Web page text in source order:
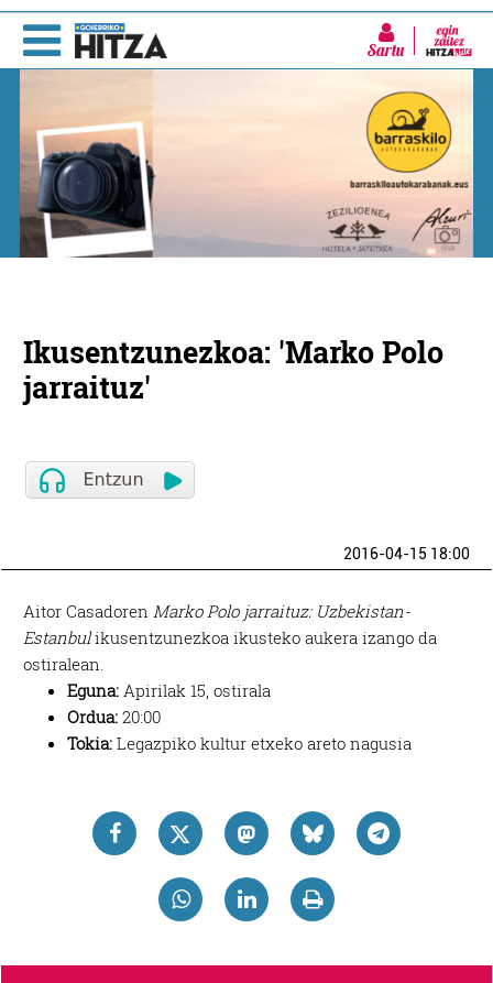
Sartu
Ikusentzunezkoa: 'Marko Polo
jarraituz'
2016-04-15 18:00
Aitor CasadorenMarko Polo jarraituz: Uzbekistan-
Estanbulikusentzunezkoa ikusteko aukera izango da
ostiralean.
Eguna: Apirilak 15, ostirala
Ordua: 20:00
Tokia: Legazpiko kultur etxeko areto nagusia